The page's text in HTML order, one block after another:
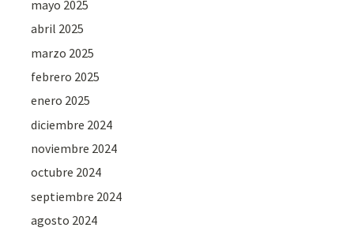
mayo 2025
abril 2025
marzo 2025
febrero 2025
enero 2025
diciembre 2024
noviembre 2024
octubre 2024
septiembre 2024
agosto 2024